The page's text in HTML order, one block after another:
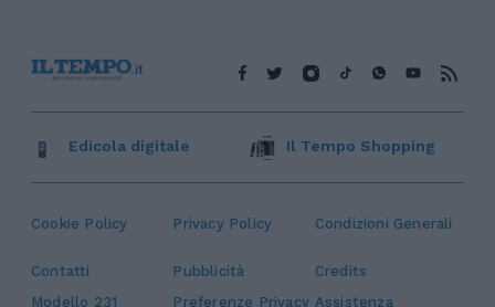
Cookie Policy Privacy Policy Condizioni Generali
Contatti Pubblicità
Credits
Modello 231
Preferenze Privacy Assistenza
Edicola digitale Il Tempo Shopping